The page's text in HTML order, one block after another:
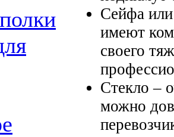
Сейфа или
имеют
своего
Стекло –
можно